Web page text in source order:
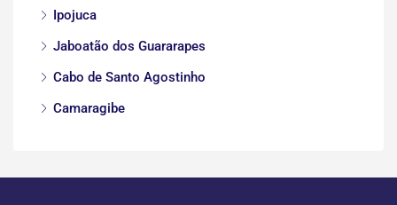
Ipojuca
Jaboatão dos Guararapes
Cabo de Santo Agostinho
Camaragibe